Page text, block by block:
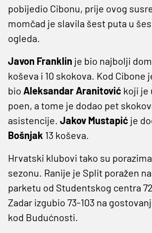
pobijedio Cibonu, prije ovog
momčad je slavila šest puta u
ogleda.
Javon Franklin je bio najbolji
koševa i 10 skokova. Kod Cibone
bio Aleksandar Aranitović koji je
poen, a tome je dodao pet
asistencije. Jakov Mustapić je
Bošnjak 13 koševa.
Hrvatski klubovi tako su
sezonu. Ranije je Split poražen
parketu od Studentskog centra
Zadar izgubio 73-103 na
kod Budućnosti.